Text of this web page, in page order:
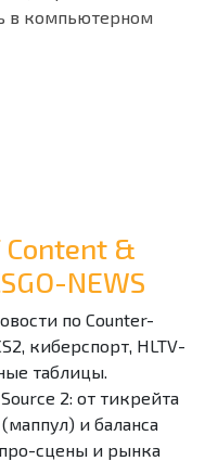
в компьютерном
&
NEWS
по Counter-
киберспорт, HLTV-
таблицы.
2: от тикрейта
и баланса
сцены и рынка